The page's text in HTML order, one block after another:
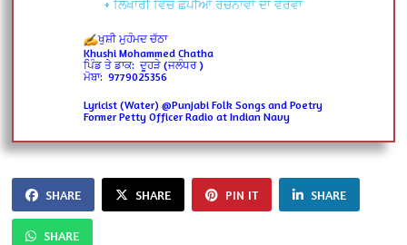
+ ਲਿਖਾਰੀ ਵਿੱਚ ਛਪੀਆਂ ਰਚਨਾਵਾਂ ਦਾ ਵੇਰਵਾ
ਖੁਸ਼ੀ ਮੁਹੰਮਦ ਚੱਠਾ
Khushi Mohammed Chatha
ਪਿੰਡ ਤੇ ਡਾਕ: ਦੂਹੜੇ (ਜਲੰਧਰ )
ਮੋਬਾ: 9779025356
Lyricist (Water) @Punjabi Folk Songs and Poetry
Former Petty Officer Radio at Indian Navy
SHARE SHARE PIN IT SHARE
SHARE